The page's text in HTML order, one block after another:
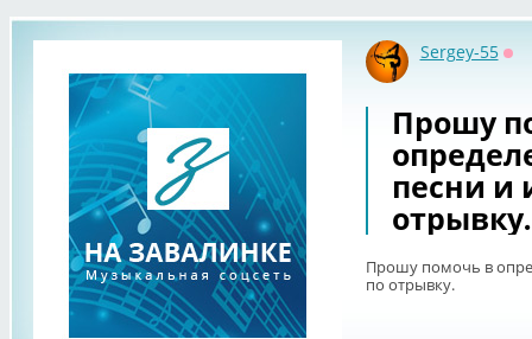
Sergey-55
Прошу
песни и
отрывку.
Прошу помочь в
по отрывку.